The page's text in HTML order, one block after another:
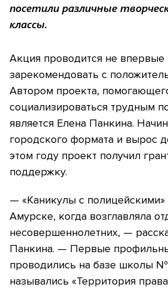
посетили различные
классы.
Акция проводится не впервые
зарекомендовать с
Автором проекта,
социализироваться трудным
является Елена Панкина.
городского формата и вырос
этом году проект получил
поддержку.
— «Каникулы с полицейскими»
Амурске, когда возглавляла
несовершеннолетних, —
Панкина. — Первые
проводились на базе школы
назывались «Территория